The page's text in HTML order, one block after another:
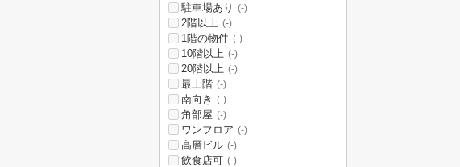
駐車場あり (-)
2階以上 (-)
1階の物件 (-)
10階以上 (-)
20階以上 (-)
最上階 (-)
南向き (-)
角部屋 (-)
ワンフロア (-)
高層ビル (-)
飲食店可 (-)